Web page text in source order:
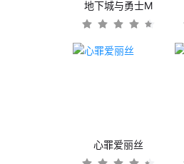
地下城与勇士M
心罪爱丽丝